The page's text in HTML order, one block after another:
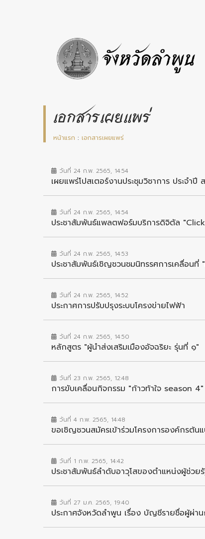
เอกสารเผยแพร่
หน้าแรก : เอกสารเผยแพร่
วันที่ 24 ก.พ. 2565, 14:54
เผยแพร่โปสเตอร์งานประชุมวิชาการ ประจำ
วันที่ 24 ก.พ. 2565, 14:54
ประชาสัมพันธ์แพลตฟอร์มบริการดิจิตัล
วันที่ 24 ก.พ. 2565, 14:53
ประชาสัมพันธ์เชิญชวนชมนิทรรศการเคลื่อน
วันที่ 24 ก.พ. 2565, 14:52
ประกาศการปรับปรุงระบบโครงข่ายไฟฟ้า
วันที่ 24 ก.พ. 2565, 14:50
หลักสูตร "ผู้นำส่งเสริมเมืองอัจฉริยะ รุ่นที่ ๑"
วันที่ 23 ก.พ. 2565, 12:48
การขับเคลื่อนกิจกรรม "ก้าวท้าใจ season 4"
วันที่ 4 ก.พ. 2565, 14:48
ขอเชิญชวนสมัครเข้าร่วมโครงการองค์กรต้
วันที่ 1 ก.พ. 2565, 14:42
ประชาสัมพันธ์ลำดับอาวุโสของตำแหน่งผู้ช่วย
วันที่ 27 ม.ค. 2565, 19:40
ประกาศจังหวัดลำพูน เรื่อง บัญชีรายชื่อผู้ผ่าน